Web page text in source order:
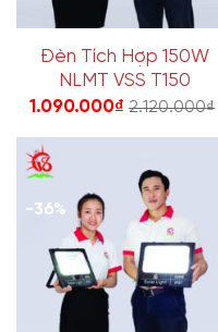
Đèn Tích Hợp 150W
NLMT VSS T150
1.090.000₫ 2.120.000₫
-36%